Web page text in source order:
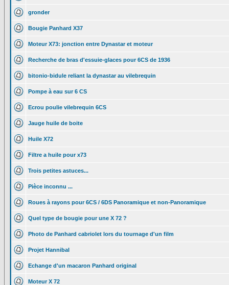
gronder
Bougie Panhard X37
Moteur X73: jonction entre Dynastar et moteur
Recherche de bras d'essuie-glaces pour 6CS de 1936
bitonio-bidule reliant la dynastar au vilebrequin
Pompe à eau sur 6 CS
Ecrou poulie vilebrequin 6CS
Jauge huile de boite
Huile X72
Filtre a huile pour x73
Trois petites astuces...
Pièce inconnu ...
Roues à rayons pour 6CS / 6DS Panoramique et non-Panoramique
Quel type de bougie pour une X 72 ?
Photo de Panhard cabriolet lors du tournage d'un film
Projet Hannibal
Echange d'un macaron Panhard original
Moteur X 72